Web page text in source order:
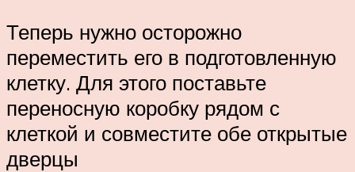
Теперь нужно осторожно
переместить его в подготовленную
клетку. Для этого поставьте
переносную коробку рядом с
клеткой и совместите обе открытые
дверцы